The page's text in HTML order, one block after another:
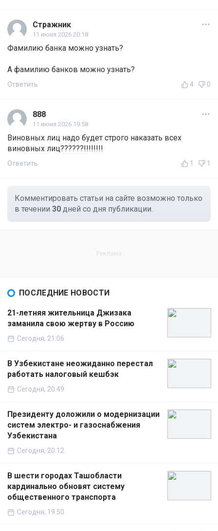
Стражник
11 июня 2026 20:18
Фамилию банка можно узнать?
А фамилию банков можно узнать?
Ответить 4 0
888
11 июня 2026 19:58
Виновных лиц надо будет строго наказать всех
виновных лиц??????!!!!!!!!
Ответить 1 1
Комментировать статьи на сайте возможно только
в течении 30 дней со дня публикации.
ПОСЛЕДНИЕ НОВОСТИ
21-летняя жительница Джизака
заманила свою жертву в Россию
Сегодня, 21:06
В Узбекистане неожиданно перестал
работать налоговый кешбэк
Сегодня, 20:49
Президенту доложили о модернизации
систем электро- и газоснабжения
Узбекистана
Сегодня, 20:12
В шести городах Ташобласти
кардинально обновят систему
общественного транспорта
Сегодня, 19:50